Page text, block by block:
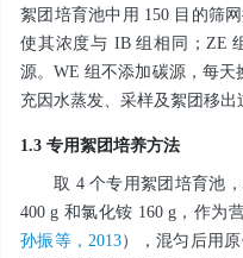
絮团培育池中用 150 目的筛
使其浓度与 IB 组相同；ZE
源。WE 组不添加碳源，每
充因水蒸发、采样及絮团移出
1.3 专用絮团培养方法
取 4 个专用絮团培育池
400 g 和氯化铵 160 g，作为
孙振等，2013），混匀后用